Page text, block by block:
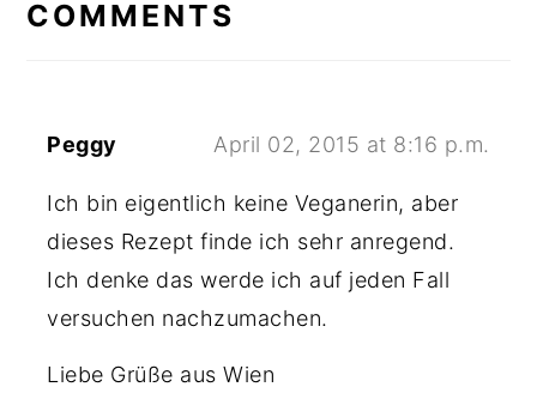
COMMENTS
Peggy April 02, 2015 at 8:16 p.m.
Ich bin eigentlich keine Veganerin, aber
dieses Rezept finde ich sehr anregend.
Ich denke das werde ich auf jeden Fall
versuchen nachzumachen.
Liebe Grüße aus Wien